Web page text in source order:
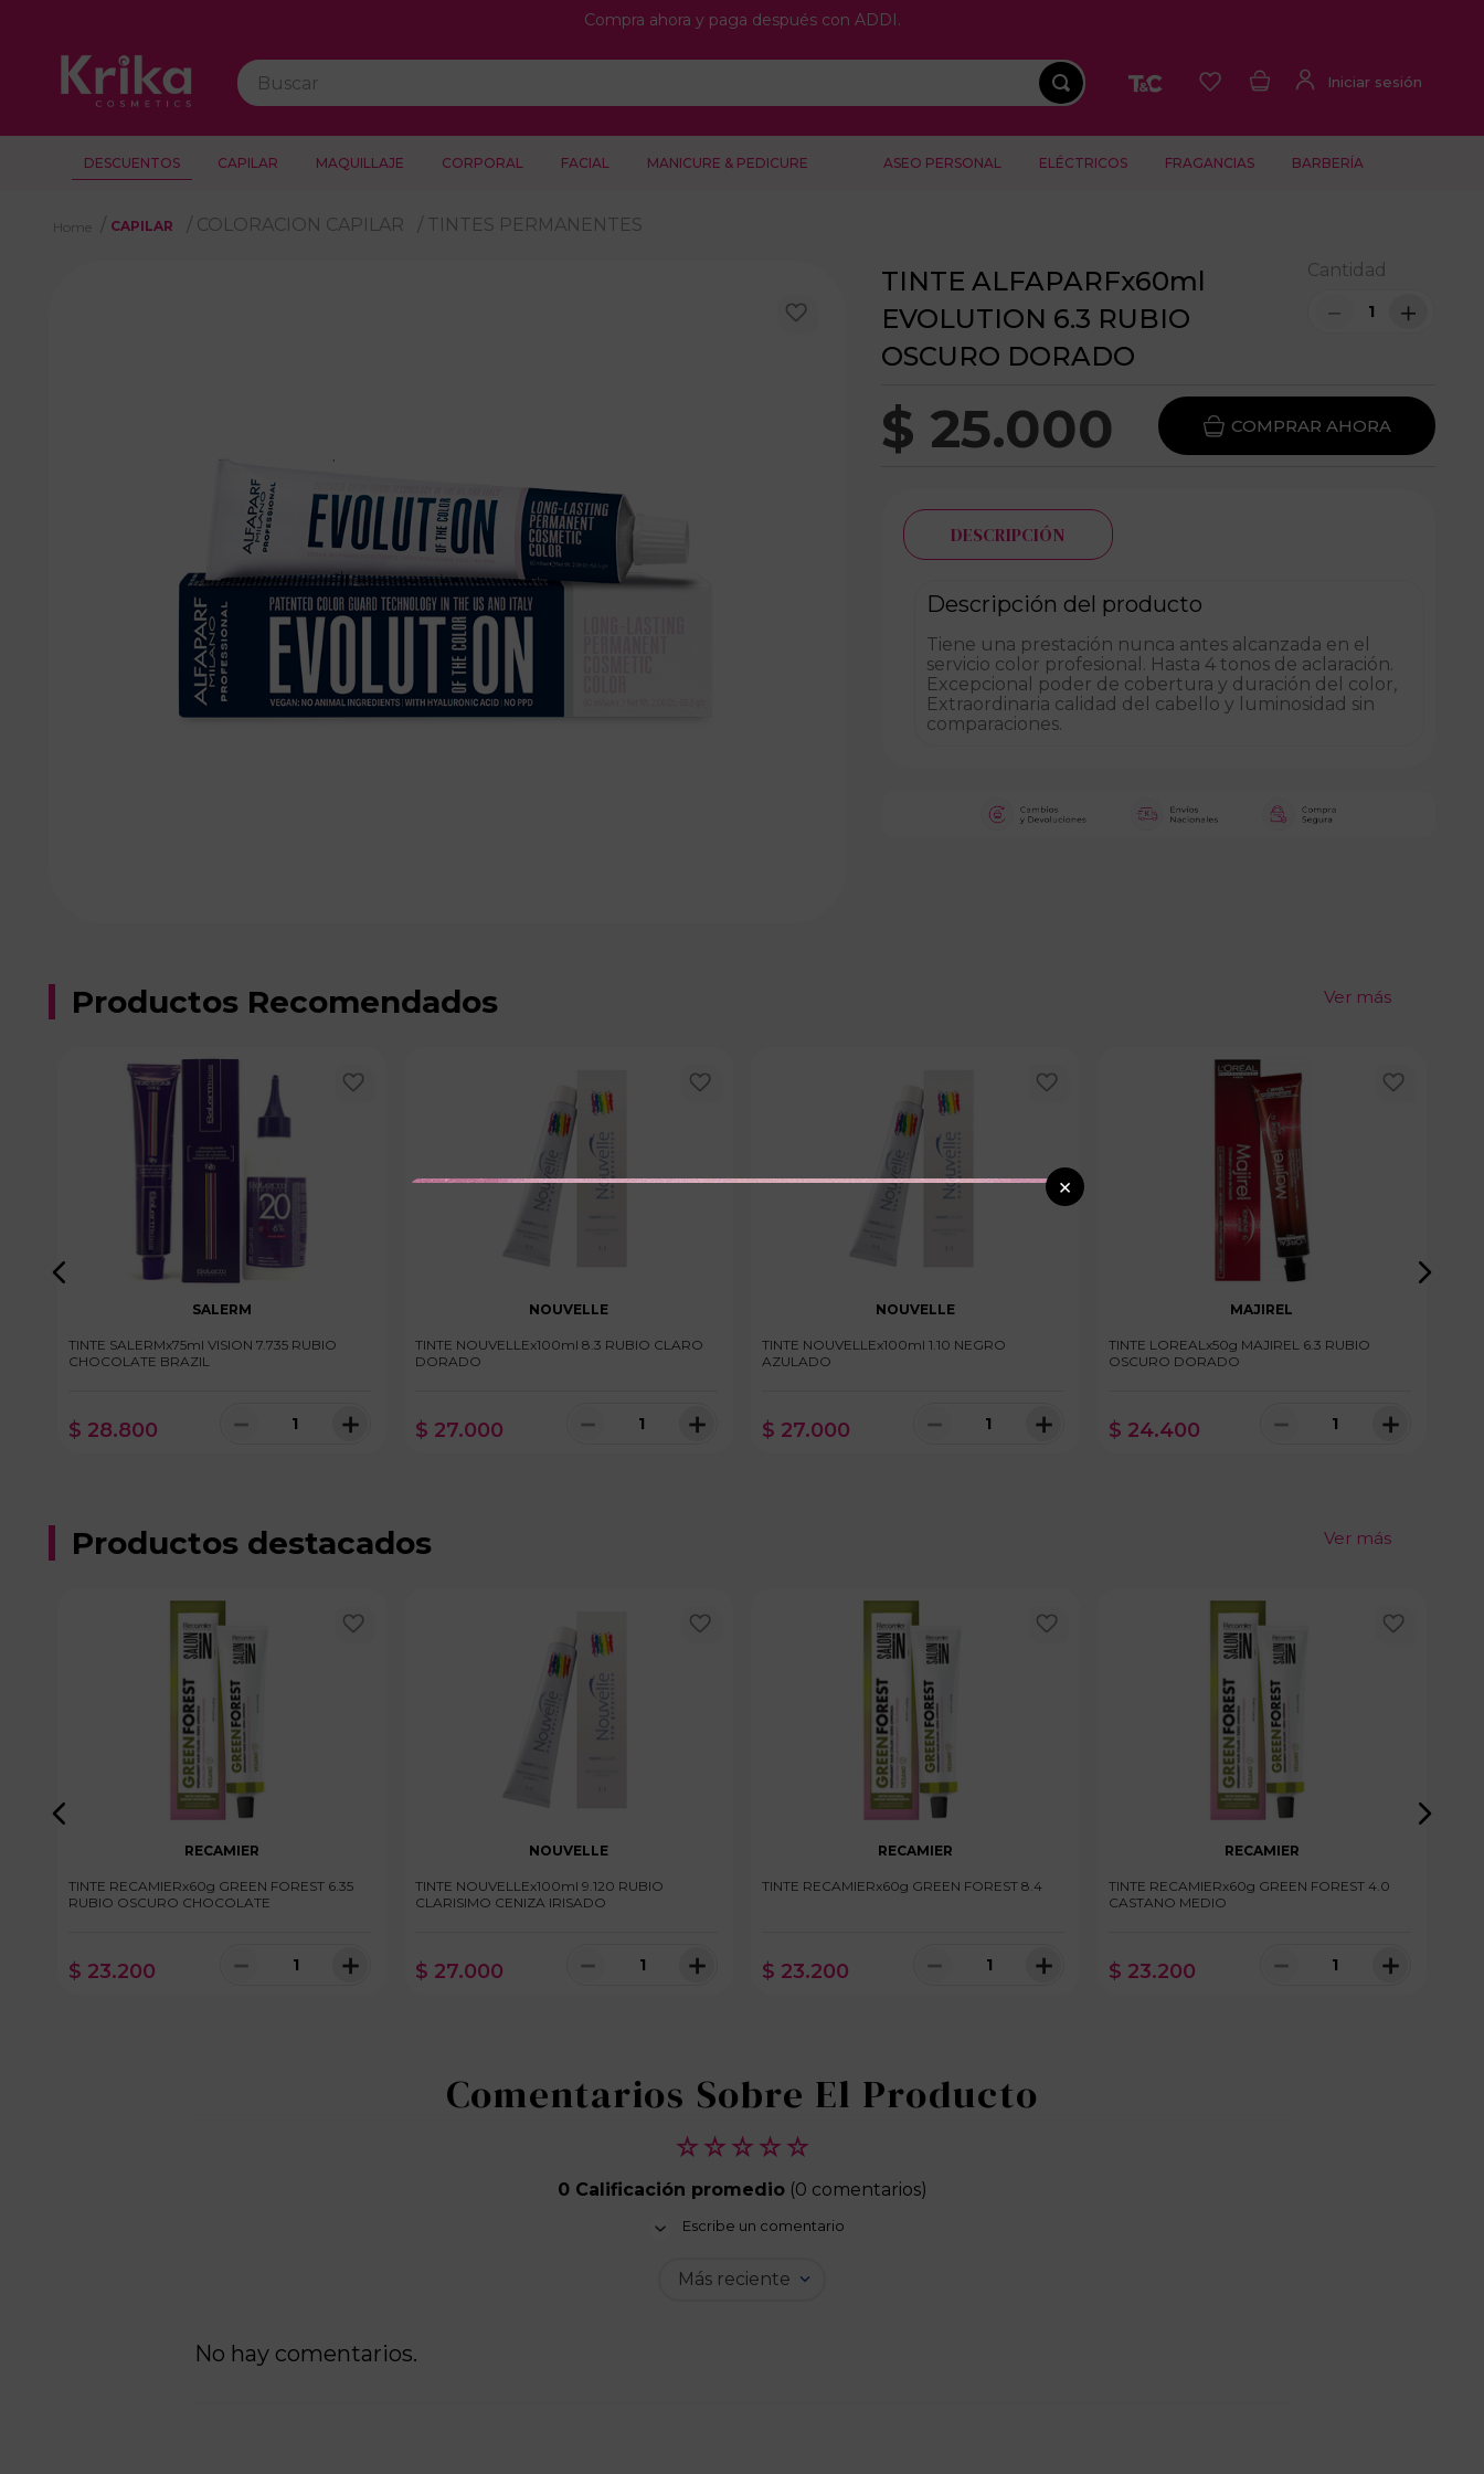
Compra ahora y paga después con ADDI.
Buscar
DESCUENTOS CAPILAR MAQUILLAJE CORPORAL FACIAL MANICURE & PEDICURE ASEO PERSONAL ELÉCTRICOS FRAGANCIAS BARBERÍA
CAPILAR COLORACION CAPILAR TINTES PERMANENTES
TINTE ALFAPARFx60ml
EVOLUTION 6.3 RUBIO
OSCURO DORADO
Cantidad
＋
－
$ 25.000
DESCRIPCIÓN
Descripción del producto
Tiene una prestación nunca antes alcanzada en el
servicio color profesional. Hasta 4 tonos de aclaración.
Excepcional poder de cobertura y duración del color,
Extraordinaria calidad del cabello y luminosidad sin
comparaciones.
Productos Recomendados Ver más
SALERM
TINTE SALERMx75ml VISION 7.735 RUBIO
CHOCOLATE BRAZIL
$ 28.800 ＋
－
NOUVELLE
TINTE NOUVELLEx100ml 8.3 RUBIO CLARO
DORADO
$ 27.000 ＋
－
NOUVELLE
TINTE NOUVELLEx100ml 1.10 NEGRO
AZULADO
$ 27.000 ＋
－
MAJIREL
TINTE LOREALx50g MAJIREL 6.3 RUBIO
OSCURO DORADO
$ 24.400 ＋
－
Productos destacados Ver más
RECAMIER
TINTE RECAMIERx60g GREEN FOREST 6.35
RUBIO OSCURO CHOCOLATE
$ 23.200 ＋
－
NOUVELLE
TINTE NOUVELLEx100ml 9.120 RUBIO
CLARISIMO CENIZA IRISADO
$ 27.000 ＋
－
RECAMIER
TINTE RECAMIERx60g GREEN FOREST 8.4
$ 23.200 ＋
－
RECAMIER
TINTE RECAMIERx60g GREEN FOREST 4.0
CASTANO MEDIO
$ 23.200 ＋
－
☆ ☆ ☆ ☆ ☆
0 Calificación promedio (0 comentarios)
Escribe un comentario
Más reciente
No hay comentarios.
×